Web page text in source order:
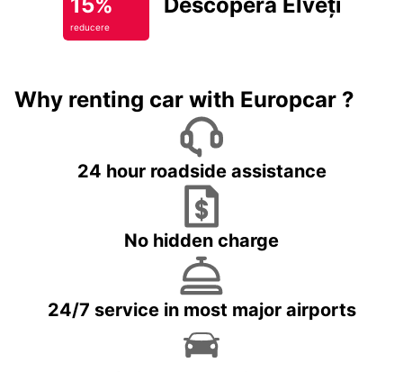
reducere
Why renting car with Europcar ?
24 hour roadside assistance
No hidden charge
24/7 service in most major airports